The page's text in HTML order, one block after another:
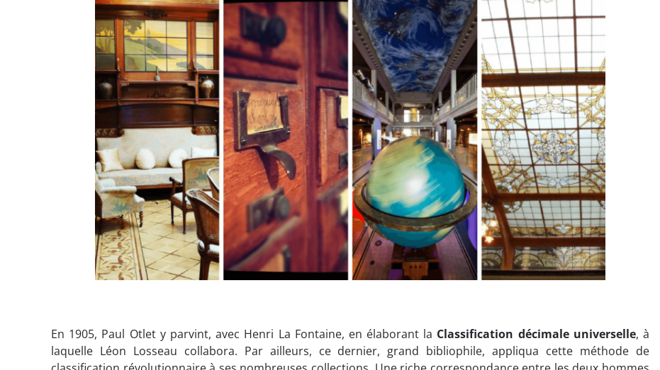
En 1905, Paul Otlet y parvint, avec Henri La Fontaine, en élaborant la Classification décimale universelle, à
laquelle Léon Losseau collabora. Par ailleurs, ce dernier, grand bibliophile, appliqua cette méthode de